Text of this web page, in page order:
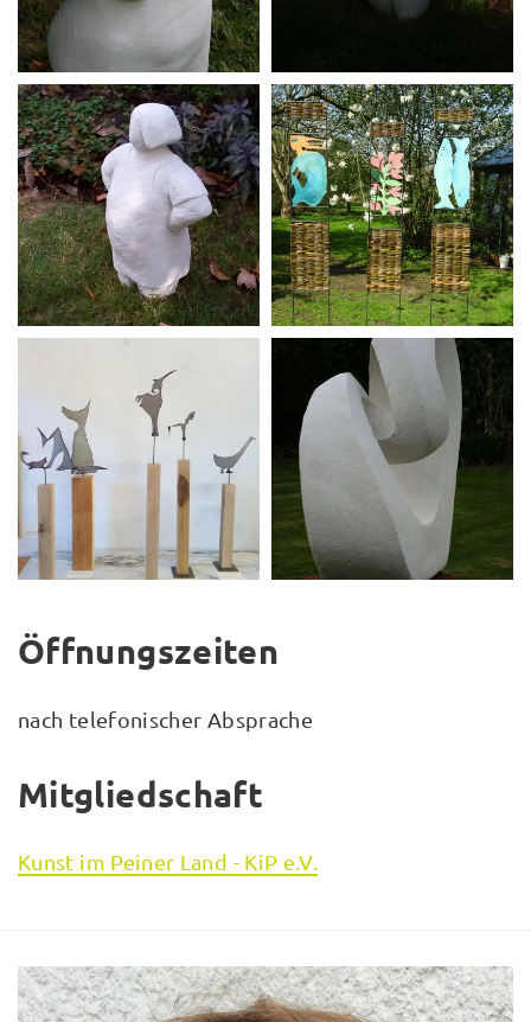
Öffnungszeiten
nach telefonischer Absprache
Mitgliedschaft
Kunst im Peiner Land - KiP e.V.